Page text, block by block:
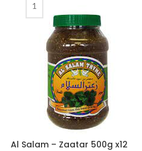
Al Salam – Zaatar 500g x12